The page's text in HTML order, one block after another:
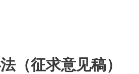
（征求意见稿）